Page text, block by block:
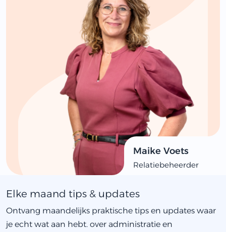
Maike Voets
Relatiebeheerder
Elke maand tips & updates
Ontvang maandelijks praktische tips en updates waar
je echt wat aan hebt. over administratie en